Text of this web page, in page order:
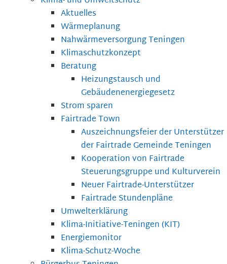
Aktuelles
Wärmeplanung
Nahwärmeversorgung Teningen
Klimaschutzkonzept
Beratung
Heizungstausch und
Gebäudenenergiegesetz
Strom sparen
Fairtrade Town
Auszeichnungsfeier der Unterstützer
der Fairtrade Gemeinde Teningen
Kooperation von Fairtrade
Steuerungsgruppe und Kulturverein
Neuer Fairtrade-Unterstützer
Fairtrade Stundenpläne
Umwelterklärung
Klima-Initiative-Teningen (KIT)
Energiemonitor
Klima-Schutz-Woche